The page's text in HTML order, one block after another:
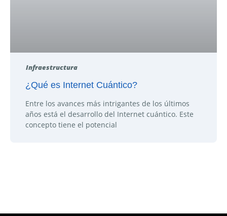
Infraestructura
¿Qué es Internet Cuántico?
Entre los avances más intrigantes de los últimos
años está el desarrollo del Internet cuántico. Este
concepto tiene el potencial